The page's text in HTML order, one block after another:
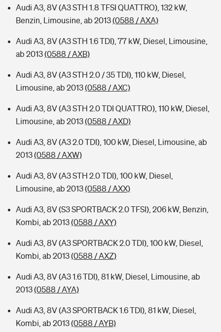
Audi A3, 8V (A3 STH 1.8 TFSI QUATTRO), 132 kW,
Benzin, Limousine, ab 2013(0588 / AXA)
Audi A3, 8V (A3 STH 1.6 TDI), 77 kW, Diesel, Limousine,
ab 2013(0588 / AXB)
Audi A3, 8V (A3 STH 2.0 / 35 TDI), 110 kW, Diesel,
Limousine, ab 2013(0588 / AXC)
Audi A3, 8V (A3 STH 2.0 TDI QUATTRO), 110 kW, Diesel,
Limousine, ab 2013(0588 / AXD)
Audi A3, 8V (A3 2.0 TDI), 100 kW, Diesel, Limousine, ab
2013(0588 / AXW)
Audi A3, 8V (A3 STH 2.0 TDI), 100 kW, Diesel,
Limousine, ab 2013(0588 / AXX)
Audi A3, 8V (S3 SPORTBACK 2.0 TFSI), 206 kW, Benzin,
Kombi, ab 2013(0588 / AXY)
Audi A3, 8V (A3 SPORTBACK 2.0 TDI), 100 kW, Diesel,
Kombi, ab 2013(0588 / AXZ)
Audi A3, 8V (A3 1.6 TDI), 81 kW, Diesel, Limousine, ab
2013(0588 / AYA)
Audi A3, 8V (A3 SPORTBACK 1.6 TDI), 81 kW, Diesel,
Kombi, ab 2013(0588 / AYB)